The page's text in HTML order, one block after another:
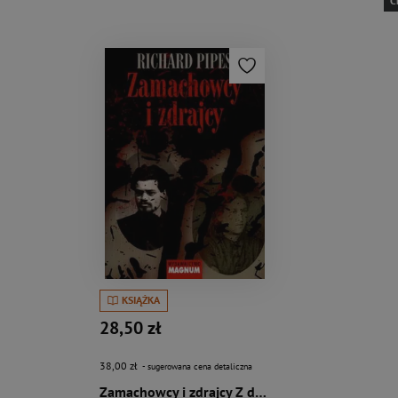
KSIĄŻKA
28,50 zł
38,00 zł - sugerowana cena detaliczna
Zamachowcy i zdrajcy Z dziejów terroru w carskiej Rosji